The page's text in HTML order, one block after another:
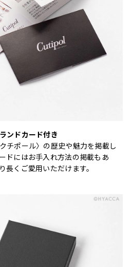
ンドカード付き
チポール〉の歴史や魅力を掲載し
ドにはお手入れ方法の掲載もあ
長くご愛用いただけます。